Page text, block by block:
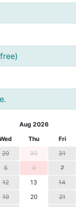
Aug 2026
Thu Fri
29 30 31
5 6 7
12 13 14
19 20 21